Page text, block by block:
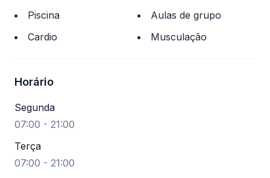
Piscina
Aulas de grupo
Cardio
Musculação
Horário
Segunda
07:00 - 21:00
Terça
07:00 - 21:00